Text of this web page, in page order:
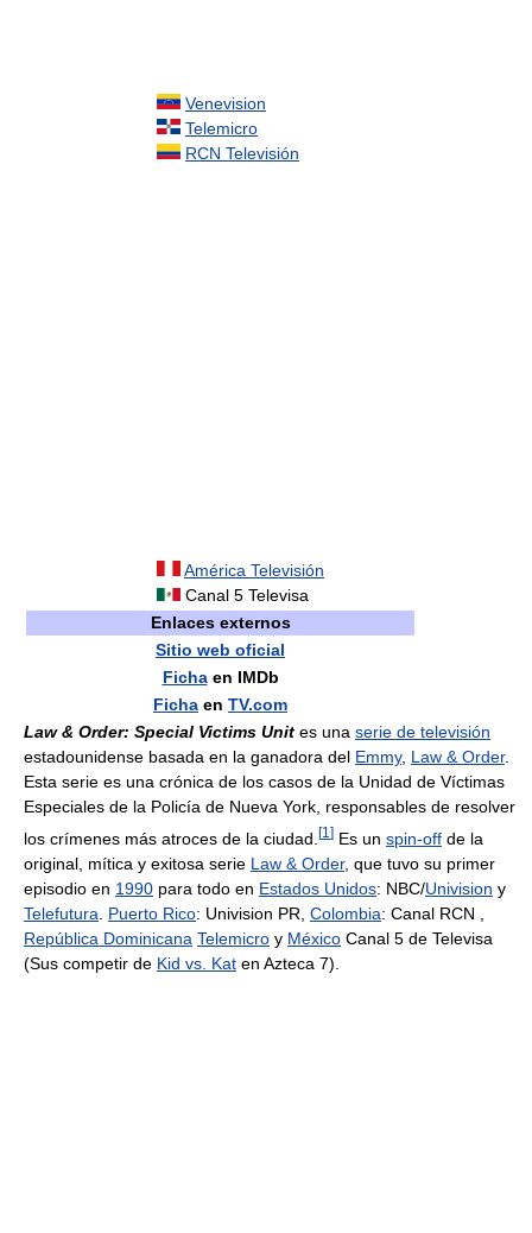
Venevision
Telemicro
RCN Televisión
América Televisión
Canal 5 Televisa
Enlaces externos
Sitio web oficial
Fichaen IMDb
Ficha en TV.com
Law & Order: Special Victims Unit es una serie de televisión
estadounidense basada en la ganadora del Emmy, Law & Order.
Esta serie es una crónica de los casos de la Unidad de Víctimas
Especiales de la Policía de Nueva York, responsables de resolver
los crímenes más atroces de la ciudad. [1 ] Es un spin-off de la
original, mítica y exitosa serie Law & Order, que tuvo su primer
episodio en 1990 para todo en Estados Unidos: NBC/Univision y
Telefutura
Puerto Rico: Univision PR, Colombia: Canal RCN ,
República Dominicana Telemicro y México Canal 5 de Televisa
(Sus competir de Kid vs. Kat en Azteca 7).